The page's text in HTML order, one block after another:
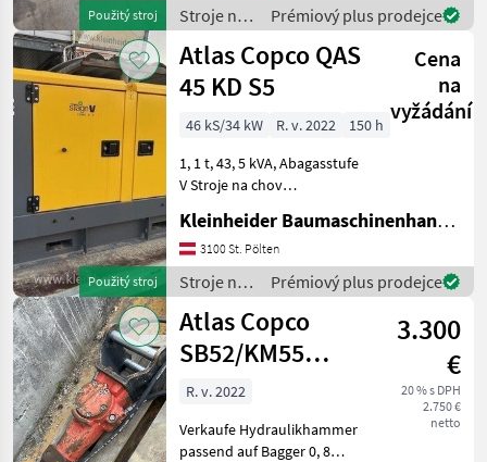
Použitý stroj
Max. hydraulische Ei
Stroje na
stavbu /
Atlas
Copco
Prémiový plus prodejce
Použitý stroj
Atlas Copco QAS
45 KD S5
Cena
na
vyžádání
46 kS/34 kW R. v. 2022
150 h
1, 1 t, 43, 5 kVA, Abagasstufe
V Stroje na chov
Generátor
Kleinheider Baumaschinenhandel GmbH.
3100 St. Pölten
Stroje na
chov
hospodárskych
zvierat /
Atlas
Copco
Prémiový plus prodejce
Atlas Copco
SB52/KM55
Kubota
3.300
€
20 % s DPH
2.750 €
netto
R. v. 2022
Verkaufe Hydraulikhammer
passend auf Bagger 0, 8